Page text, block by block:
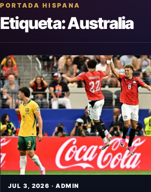
PORTADA HISPANA
Etiqueta:Australia
JUL 3, 2026 · ADMIN